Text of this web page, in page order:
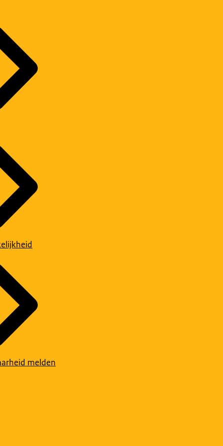
melden